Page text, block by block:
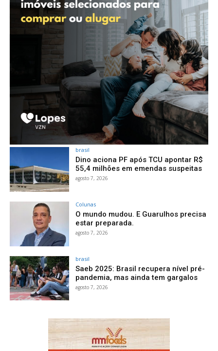
brasil
Dino aciona PF após TCU apontar R$
55,4 milhões em emendas suspeitas
agosto 7, 2026
Colunas
O mundo mudou. E Guarulhos precisa
estar preparada.
agosto 7, 2026
brasil
Saeb 2025: Brasil recupera nível pré-
pandemia, mas ainda tem gargalos
agosto 7, 2026